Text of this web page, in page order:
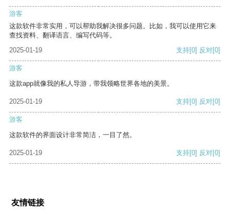
游客
这款软件非常实用，可以帮助我解决很多问题。比如，我可以使用它来
查找资料、翻译语言、编写代码等。
2025-01-19
支持[0] 反对[0]
游客
这款app就像我的私人导游，带我领略世界各地的美景。
2025-01-19 支持[0] 反对[0]
游客
这款软件的界面设计非常简洁，一目了然。
2025-01-19 支持[0] 反对[0]
友情链接